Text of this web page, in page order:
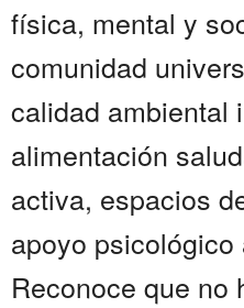
física, mental y
comunidad
calidad ambiental
alimentación
activa, espacios
apoyo psicológico
Reconoce que no